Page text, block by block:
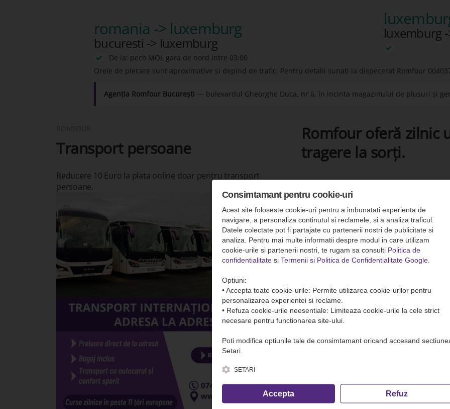
romania -> luxemburg
bucuresti -> luxemburg
De la: peco MOL gara de nord intre 03:00
luxemburg
Orele de plecare sunt aproximative si depind de trafic. Pentru detalii sunati la dispecerat Romfour
Agenția Romfour București — bulevardul Gheorghe Duca, nr 6, în incinta magazinului de plusuri și
Transport persoane
Reducere 10 Euro la plata online doar pentru transport
persoane.
Romfour oferă zilnic
tragere la sorți.
Consimtamant pentru cookie-uri
Acest site foloseste cookie-uri pentru a imbunatati experienta de
navigare, a personaliza continutul si reclamele, si a analiza traficul.
Datele colectate pot fi partajate cu partenerii nostri de publicitate si
analiza. Pentru mai multe informatii despre modul in care utilizam
cookie-urile si partenerii nostri, te rugam sa consulti Politica de
confidentialitate si Termenii si Politica de Confidentialitate Google
Optiuni:
• Accepta toate cookie-urile: Permite utilizarea cookie-urilor pentru
personalizarea experientei si reclame.
• Refuza cookie-urile neesentiale: Limiteaza cookie-urile la cele strict
necesare pentru functionarea site-ului.
Poti modifica optiunile tale de consimtamant oricand accesand
Setari.
SETARI
Accepta Refuz